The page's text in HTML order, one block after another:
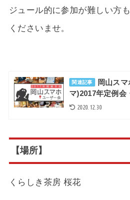
ジュール的に参加が難しい方
くださいませ。
関連記事
岡山ス
マ)2017年定例会
2020.12.30
【場所】
くらしき茶房 桜花